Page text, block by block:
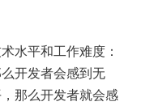
水平和工作难度：
开发者会感到无
那么开发者就会感